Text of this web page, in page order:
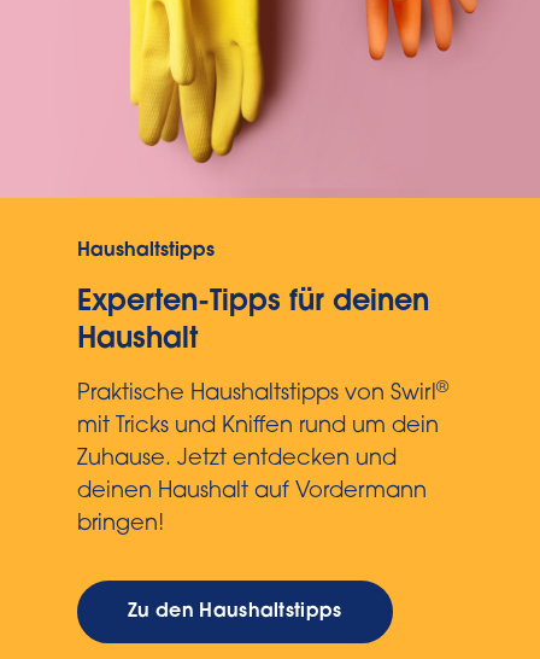
Haushaltstipps
Experten-Tipps für deinen
Haushalt
Praktische Haushaltstipps von Swirl®
mit Tricks und Kniffen rund um dein
Zuhause. Jetzt entdecken und
deinen Haushalt auf Vordermann
bringen!
Zu den Haushaltstipps